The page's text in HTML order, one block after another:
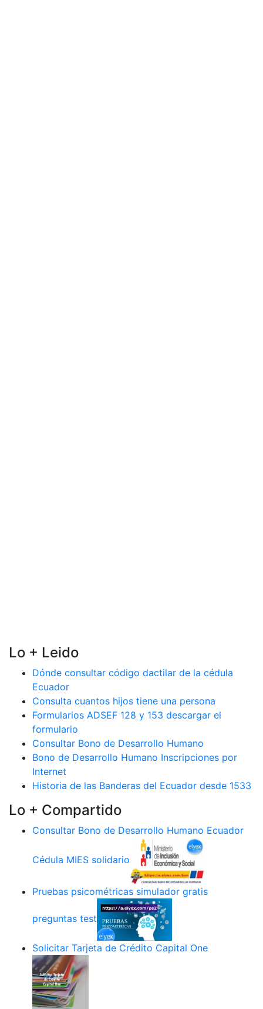
Lo + Leido
Dónde consultar código dactilar de la cédula
Ecuador
Consulta cuantos hijos tiene una persona
Formularios ADSEF 128 y 153 descargar el
formulario
Consultar Bono de Desarrollo Humano
Bono de Desarrollo Humano Inscripciones por
Internet
Historia de las Banderas del Ecuador desde 1533
Lo + Compartido
Consultar Bono de Desarrollo Humano Ecuador
Cédula MIES solidario
Pruebas psicométricas simulador gratis
preguntas test
Solicitar Tarjeta de Crédito Capital One